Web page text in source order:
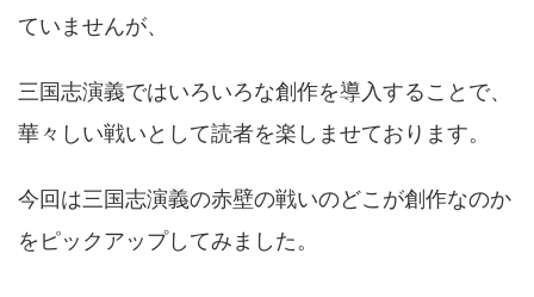
ていませんが、
三国志演義ではいろいろな創作を導入することで、
華々しい戦いとして読者を楽しませております。
今回は三国志演義の赤壁の戦いのどこが創作なのか
をピックアップしてみました。